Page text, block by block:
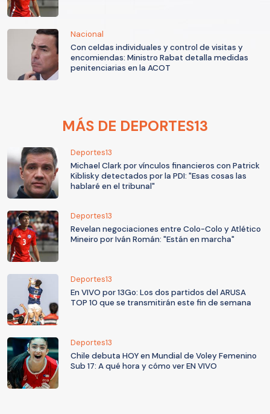
Nacional
Con celdas individuales y control de visitas y
encomiendas: Ministro Rabat detalla medidas
penitenciarias en la ACOT
MÁS DE DEPORTES13
Deportes13
Michael Clark por vínculos financieros con Patrick
Kiblisky detectados por la PDI: "Esas cosas las
hablaré en el tribunal"
Deportes13
Revelan negociaciones entre Colo-Colo y Atlético
Mineiro por Iván Román: "Están en marcha"
Deportes13
En VIVO por 13Go: Los dos partidos del ARUSA
TOP 10 que se transmitirán este fin de semana
Deportes13
Chile debuta HOY en Mundial de Voley Femenino
Sub 17: A qué hora y cómo ver EN VIVO